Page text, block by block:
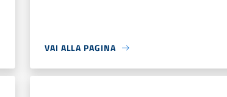
VAI ALLA PAGINA